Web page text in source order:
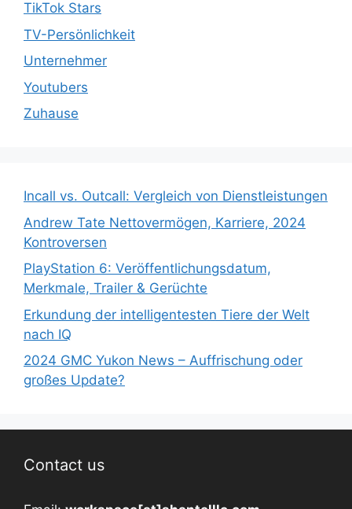
TikTok Stars
TV-Persönlichkeit
Unternehmer
Youtubers
Zuhause
Incall vs. Outcall: Vergleich von Dienstleistungen
Andrew Tate Nettovermögen, Karriere, 2024
Kontroversen
PlayStation 6: Veröffentlichungsdatum,
Merkmale, Trailer & Gerüchte
Erkundung der intelligentesten Tiere der Welt
nach IQ
2024 GMC Yukon News – Auffrischung oder
großes Update?
Contact us